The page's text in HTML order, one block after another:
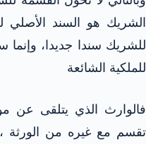
الشريك هو السند الأصلي
للشريك سندا جديدا،
للملكية الشائعة
فالوارث الذي يتلقى عن
تقسم مع غيره من الورثة ،